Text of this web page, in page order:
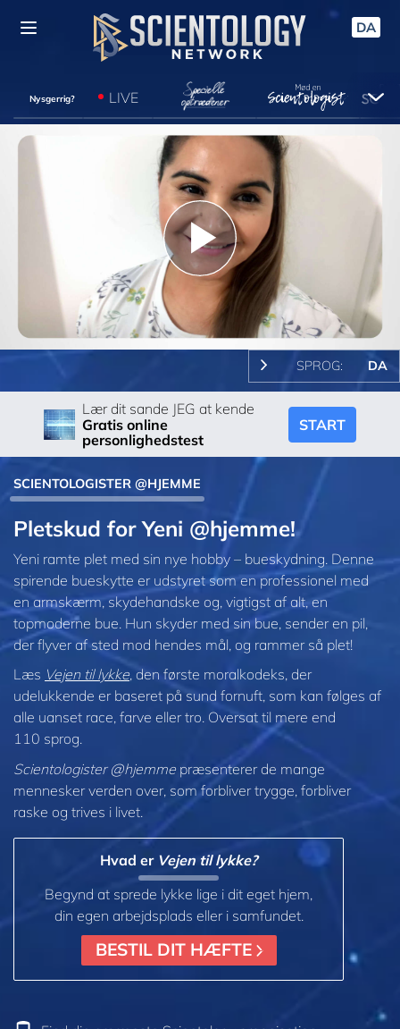
DA
Nysgerrig? LIVE
Play
Video
SPROG: DA
Lær dit sande JEG at kende
Gratis online
personlighedstest
START
SCIENTOLOGISTER @HJEMME
Pletskud for Yeni @hjemme!
Yeni ramte plet med sin nye hobby – bueskydning. Denne
spirende bueskytte er udstyret som en professionel med
en armskærm, skydehandske og, vigtigst af alt, en
topmoderne bue. Hun skyder med sin bue, sender en pil,
der flyver af sted mod hendes mål, og rammer så plet!
Læs Vejen til lykke, den første moralkodeks, der
udelukkende er baseret på sund fornuft, som kan følges af
alle uanset race, farve eller tro. Oversat til mere end
110 sprog.
Scientologister @hjemmepræsenterer de mange
mennesker verden over, som forbliver trygge, forbliver
raske og trives i livet.
Hvad er Vejen til lykke?
Begynd at sprede lykke lige i dit eget hjem,
din egen arbejdsplads eller i samfundet.
BESTIL DIT HÆFTE